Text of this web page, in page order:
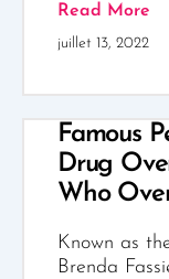
Read More
juillet 13, 2022
Famous
Drug
Who
Known as
Brenda